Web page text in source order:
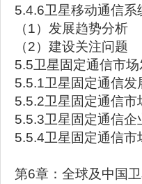
5.4.6卫星移动通信
（1）发展趋势分析
（2）建设关注问题
5.5卫星固定通信市
5.5.1卫星固定通信发
5.5.2卫星固定通信市
5.5.3卫星固定通信企
5.5.4卫星固定通信市
第6章：全球及中国